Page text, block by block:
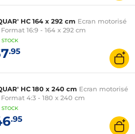
HC 164 x 292 cm Ecran motorisé
16:9 - 164 x 292 cm
STOCK
.95
HC 180 x 240 cm Ecran motorisé
4:3 - 180 x 240 cm
STOCK
.95